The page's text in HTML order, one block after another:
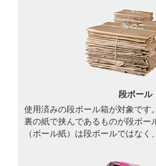
段ボール
使用済みの段ボール箱が対象です
裏の紙で挟んであるものが段ボー
（ボール紙）は段ボールではなく